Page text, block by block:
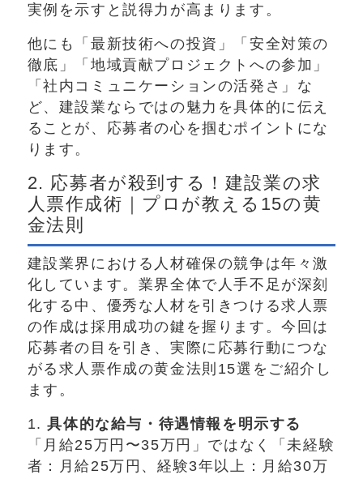
実例を示すと説得力が高まります。
他にも「最新技術への投資」「安全対策の
徹底」「地域貢献プロジェクトへの参加」
「社内コミュニケーションの活発さ」な
ど、建設業ならではの魅力を具体的に伝え
ることが、応募者の心を掴むポイントにな
ります。
2. 応募者が殺到する！建設業の求
人票作成術｜プロが教える15の黄
金法則
建設業界における人材確保の競争は年々激
化しています。業界全体で人手不足が深刻
化する中、優秀な人材を引きつける求人票
の作成は採用成功の鍵を握ります。今回は
応募者の目を引き、実際に応募行動につな
がる求人票作成の黄金法則15選をご紹介し
ます。
1.具体的な給与・待遇情報を明示する
「月給25万円〜35万円」ではなく「未経験
者：月給25万円、経験3年以上：月給30万